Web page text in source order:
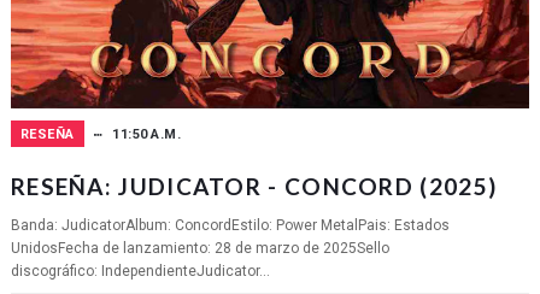
RESEÑA 11:50 A.M.
RESEÑA: JUDICATOR - CONCORD (2025)
Banda: JudicatorAlbum: ConcordEstilo: Power MetalPais: Estados
UnidosFecha de lanzamiento: 28 de marzo de 2025Sello
discográfico: IndependienteJudicator...